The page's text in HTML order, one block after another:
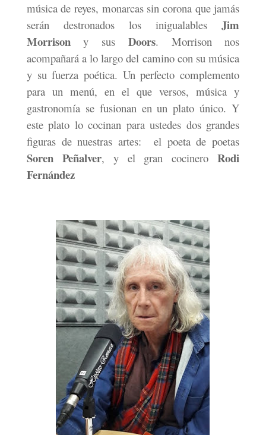
música de reyes, monarcas sin corona que jamás
serán destronados los inigualables Jim
Morrisony sus Doors. Morrison nos
acompañará a lo largo del camino con su música
y su fuerza poética. Un perfecto complemento
para un menú, en el que versos, música y
gastronomía se fusionan en un plato único. Y
este plato lo cocinan para ustedes dos grandes
figuras de nuestras artes:
el poeta de poetas
Soren Peñalver, y el gran cocineroRodi
Fernández